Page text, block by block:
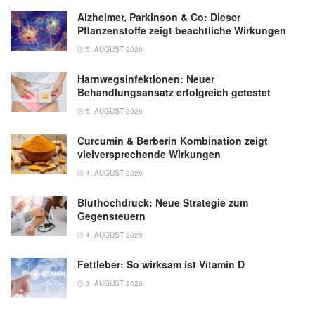
Alzheimer, Parkinson & Co: Dieser
Pflanzenstoffe zeigt beachtliche Wirkungen
5. AUGUST 2026
Harnwegsinfektionen: Neuer
Behandlungsansatz erfolgreich getestet
5. AUGUST 2026
Curcumin & Berberin Kombination zeigt
vielversprechende Wirkungen
4. AUGUST 2026
Bluthochdruck: Neue Strategie zum
Gegensteuern
4. AUGUST 2026
Fettleber: So wirksam ist Vitamin D
3. AUGUST 2026